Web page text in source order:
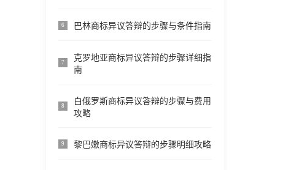
6 巴林商标异议答辩的步骤与条件指南
7
克罗地亚商标异议答辩的步骤详细指
南
8
白俄罗斯商标异议答辩的步骤与费用
攻略
9 黎巴嫩商标异议答辩的步骤明细攻略